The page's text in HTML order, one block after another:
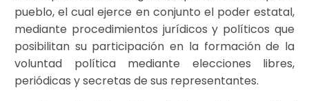
pueblo, el cual ejerce en conjunto el poder estatal,
mediante procedimientos jurídicos y políticos que
posibilitan su participación en la formación de la
voluntad política mediante elecciones libres,
periódicas y secretas de sus representantes.